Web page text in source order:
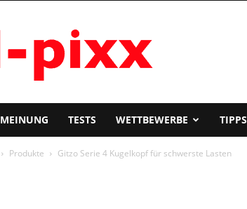
MEINUNG TESTS WETTBEWERBE TIPPS
Produkte Gitzo Serie 4 Kugelkopf für schwerste Lasten